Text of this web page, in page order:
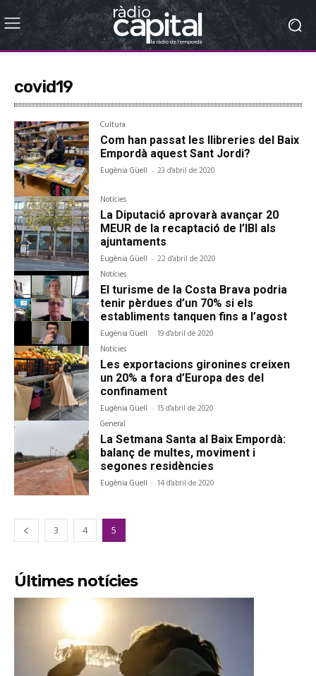
covid19
Cultura
Com han passat les llibreries del Baix
Empordà aquest Sant Jordi?
Eugènia Güell - 23 d'abril de 2020
Notícies
La Diputació aprovarà avançar 20
MEUR de la recaptació de l’IBI als
ajuntaments
Eugènia Güell - 22 d'abril de 2020
Notícies
El turisme de la Costa Brava podria
tenir pèrdues d’un 70% si els
establiments tanquen fins a l’agost
Eugènia Güell - 19 d'abril de 2020
Notícies
Les exportacions gironines creixen
un 20% a fora d’Europa des del
confinament
Eugènia Güell - 15 d'abril de 2020
General
La Setmana Santa al Baix Empordà:
balanç de multes, moviment i
segones residències
Eugènia Güell - 14 d'abril de 2020
3 4 5
Últimes notícies